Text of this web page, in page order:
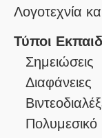
Λογοτεχνία
Τύποι
Σημειώσεις
Διαφάνειες
Πολυμεσικό